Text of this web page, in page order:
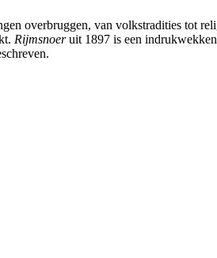
overbruggen, van volkstradities tot
Rijmsnoeruit 1897 is een